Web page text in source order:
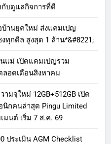
กับดูแลกิจการที่ดี
บ้านยุคใหม่ ส่งแคมเปญ
ทุกดีล สูงสุด 1 ล้าน*&#8221;
แม่ เปิดแคมเปญรวม
ลอดเดือนสิงหาคม
ามจุใหม่ 12GB+512GB เปิด
กคนล่าสุด Pingu Limited
มนต์ เริ่ม 7 ส.ค. 69
ประเมิน AGM Checklist